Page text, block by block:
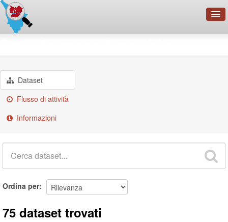
Dataset
Flusso di attività
Informazioni
Ordina per
75 dataset trovati